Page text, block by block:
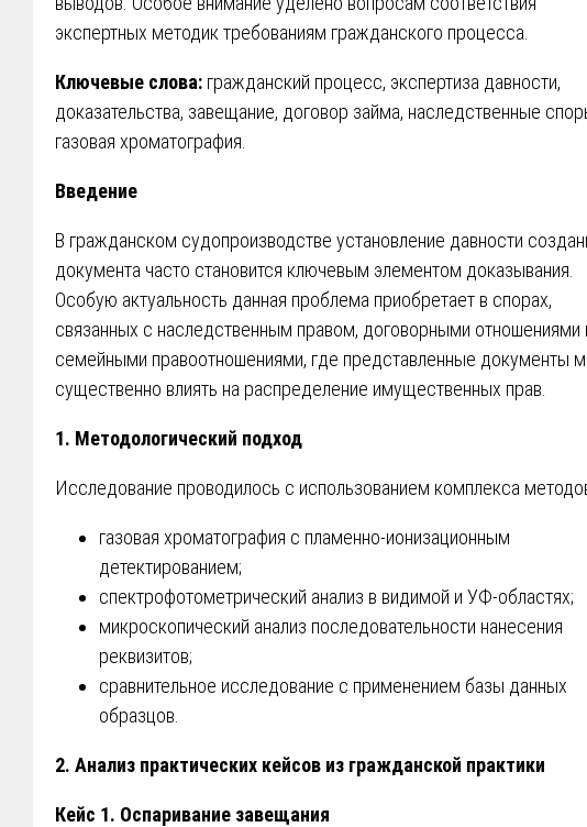
экспертных методик требованиям гражданского процесса.
Ключевые слова: гражданский процесс, экспертиза давности,
доказательства, завещание, договор займа, наследственные
газовая хроматография.
Введение
В гражданском судопроизводстве установление давности
документа часто становится ключевым элементом доказывания.
Особую актуальность данная проблема приобретает в спорах,
связанных с наследственным правом, договорными отношениями
семейными правоотношениями, где представленные документы
существенно влиять на распределение имущественных прав.
1. Методологический подход
Исследование проводилось с использованием комплекса
газовая хроматография с пламенно-ионизационным
детектированием;
спектрофотометрический анализ в видимой и УФ-областях;
микроскопический анализ последовательности нанесения
реквизитов;
сравнительное исследование с применением базы данных
образцов.
2. Анализ практических кейсов из гражданской практики
Кейс 1. Оспаривание завещания